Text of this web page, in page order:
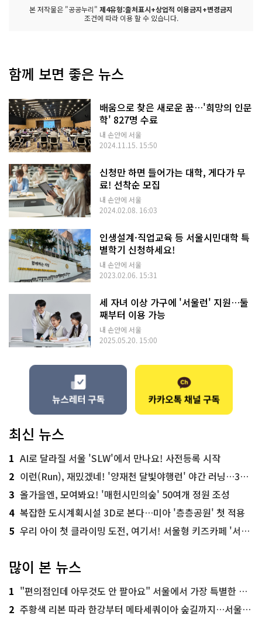
본 저작물은 "공공누리" 제4유형:출처표시+상업적 이용금지+변경금지
조건에 따라 이용 할 수 있습니다.
함께 보면 좋은 뉴스
배움으로 찾은 새로운 꿈…'희망의 인문
학' 827명 수료
내 손안에 서울
2024.11.15. 15:50
신청만 하면 들어가는 대학, 게다가 무
료! 선착순 모집
내 손안에 서울
2024.02.08. 16:03
인생설계·직업교육 등 서울시민대학 특
별학기 신청하세요!
내 손안에 서울
2023.02.06. 15:31
세 자녀 이상 가구에 '서울런' 지원…둘
째부터 이용 가능
내 손안에 서울
2025.05.20. 15:00
최신 뉴스
1 AI로 달라질 서울 'SLW'에서 만나요! 사전등록 시작
2 이런(Run), 재밌겠네! '양재천 달빛야행런' 야간 러닝…300명 모집
3 올가을엔, 모여봐요! '매헌시민의숲' 50여개 정원 조성
4 복잡한 도시계획시설 3D로 본다…미아 '층층공원' 첫 적용
5 우리 아이 첫 클라이밍 도전, 여기서! 서울형 키즈카페 '서울가족플라자점'
많이 본 뉴스
1 "편의점인데 아무것도 안 팔아요" 서울에서 가장 특별한 편의점의 정체
2 주황색 리본 따라 한강부터 메타세쿼이아 숲길까지…서울둘레길 15코스